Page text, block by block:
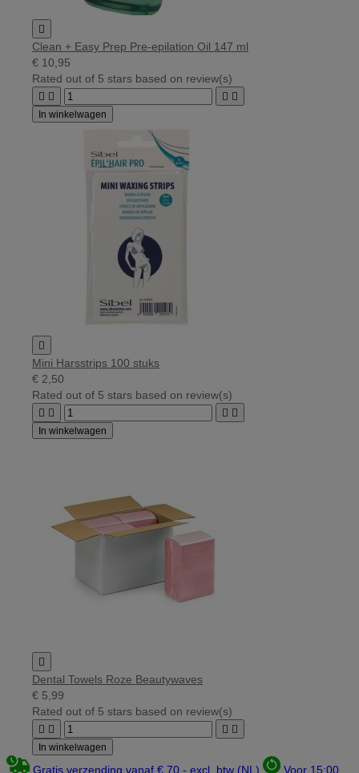

Clean + Easy Prep Pre-epilation Oil 147 ml
€ 10,95
Rated out of 5 stars based on review(s)
   
In winkelwagen

Mini Harsstrips 100 stuks
€ 2,50
Rated out of 5 stars based on review(s)
   
In winkelwagen

Dental Towels Roze Beautywaves
€ 5,99
Rated out of 5 stars based on review(s)
   
In winkelwagen
Gratis verzending vanaf € 70,- excl. btw (NL)
Voor 15:00